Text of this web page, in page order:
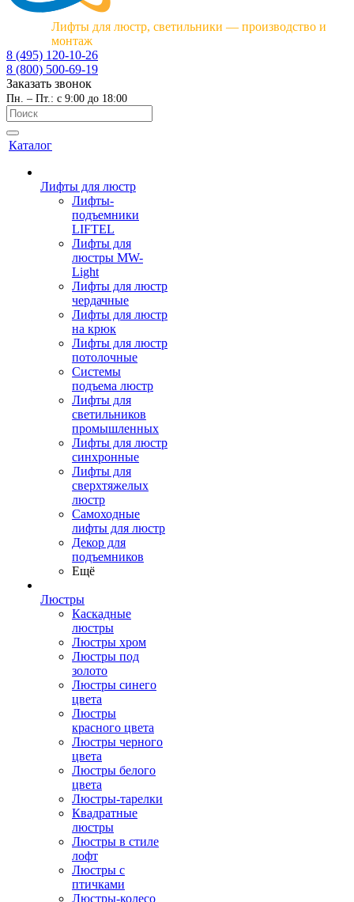
Лифты для люстр, светильники — производство и
монтаж
8 (495) 120-10-26
8 (800) 500-69-19
Заказать звонок
Пн. – Пт.: с 9:00 до 18:00
Каталог
Лифты для люстр
Лифты-
подъемники
LIFTEL
Лифты для
люстры MW-
Light
Лифты для люстр
чердачные
Лифты для люстр
на крюк
Лифты для люстр
потолочные
Системы
подъема люстр
Лифты для
светильников
промышленных
Лифты для люстр
синхронные
Лифты для
сверхтяжелых
люстр
Самоходные
лифты для люстр
Декор для
подъемников
Ещё
Люстры
Каскадные
люстры
Люстры хром
Люстры под
золото
Люстры синего
цвета
Люстры
красного цвета
Люстры черного
цвета
Люстры белого
цвета
Люстры-тарелки
Квадратные
люстры
Люстры в стиле
лофт
Люстры с
птичками
Люстры-колесо